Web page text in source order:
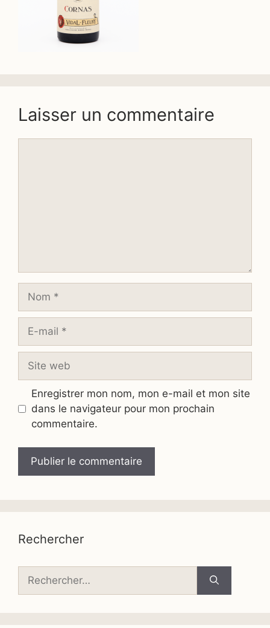
Laisser un commentaire
Nom
Site
Enregistrer mon nom, mon e-mail et mon site
dans le navigateur pour mon prochain
commentaire.
Rechercher